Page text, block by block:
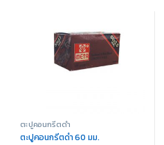
ตะปูคอนกรีตดำ
ตะปูคอนกรีตดำ 60 มม.